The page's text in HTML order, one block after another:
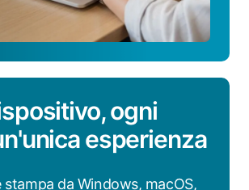
ogni
esperienza
stampa da Windows, macOS,